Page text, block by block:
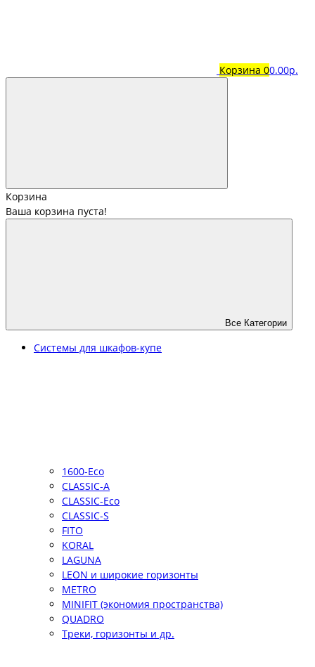
Корзина 00.00р.
Корзина
Ваша корзина пуста!
Все Категории
Системы для шкафов-купе
1600-Eco
CLASSIC-A
CLASSIC-Eco
CLASSIC-S
FITO
KORAL
LAGUNA
LEON и широкие горизонты
METRO
MINIFIT (экономия пространства)
QUADRO
Треки, горизонты и др.